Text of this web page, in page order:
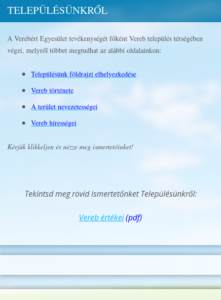
TELEPÜLÉSÜNKRŐL
A Verebért Egyesület tevékenységét főként Vereb település térségében
végzi, melyről többet megtudhat az alábbi oldalainkon:
Településünk földrajzi elhelyezkedése
Vereb története
A terület nevezetességei
Vereb hírességei
Kérjük klikkeljen és nézze meg ismertetőinket!
Tekintsd meg rövid ismertetőnket Településünkről:
Vereb értékei(pdf)